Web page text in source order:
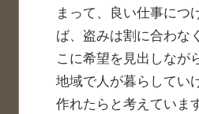
まって、良い仕事につ
ば、盗みは割に合わな
こに希望を見出しなが
地域で人が暮らしてい
作れたらと考えています